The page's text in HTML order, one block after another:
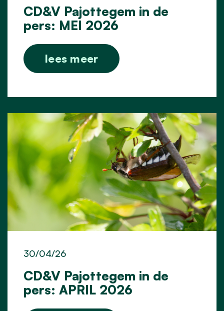
CD&V Pajottegem in de
pers: MEI 2026
lees meer
CD&V Pajottegem in de
pers: APRIL 2026
30/04/26